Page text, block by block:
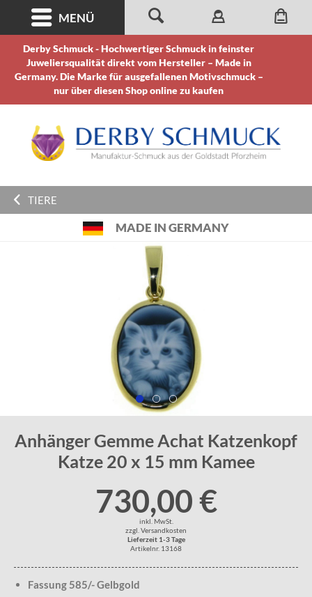
Derby Schmuck - Hochwertiger Schmuck in feinster
Juweliersqualität direkt vom Hersteller – Made in
Germany. Die Marke für ausgefallenen Motivschmuck –
nur über diesen Shop online zu kaufen
MENÜ
TIERE
MADE IN GERMANY
Anhänger Gemme Achat Katzenkopf
Katze 20 x 15 mm Kamee
730,00 €
inkl. MwSt.
zzgl. Versandkosten
Lieferzeit 1-3 Tage
Artikelnr. 13168
Fassung 585/- Gelbgold